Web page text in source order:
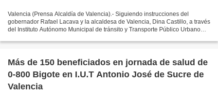
Valencia (Prensa Alcaldía de Valencia).- Siguiendo instrucciones del
gobernador Rafael Lacava y la alcaldesa de Valencia, Dina Castillo, a través
del Instituto Autónomo Municipal de tránsito y Transporte Público Urbano
Más de 150 beneficiados en jornada de salud de
0-800 Bigote en I.U.T Antonio José de Sucre de
Valencia